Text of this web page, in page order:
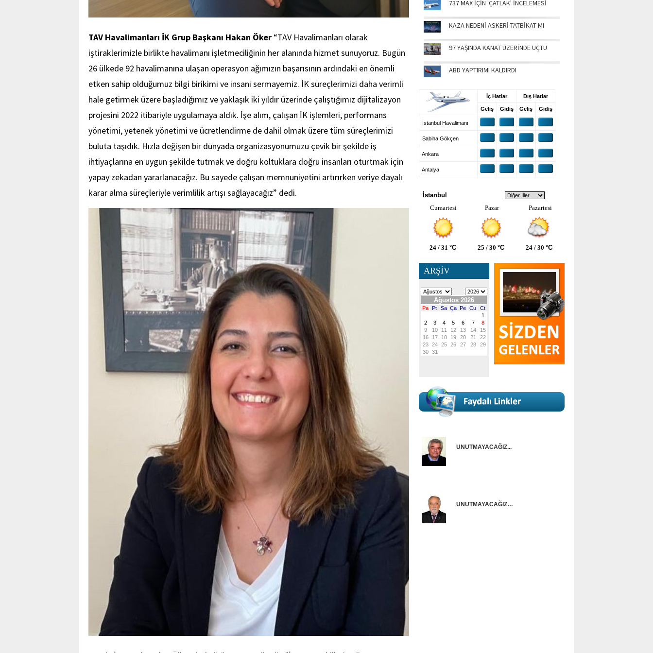
TAV Havalimanları İK Grup Başkanı Hakan Öker “TAV Havalimanları olarak
iştiraklerimizle birlikte havalimanı işletmeciliğinin her alanında hizmet sunuyoruz. Bugün
26 ülkede 92 havalimanına ulaşan operasyon ağımızın başarısının ardındaki en önemli
etken sahip olduğumuz bilgi birikimi ve insani sermayemiz. İK süreçlerimizi daha verimli
hale getirmek üzere başladığımız ve yaklaşık iki yıldır üzerinde çalıştığımız dijitalizayon
projesini 2022 itibariyle uygulamaya aldık. İşe alım, çalışan İK işlemleri, performans
yönetimi, yetenek yönetimi ve ücretlendirme de dahil olmak üzere tüm süreçlerimizi
buluta taşıdık. Hızla değişen bir dünyada organizasyonumuzu çevik bir şekilde iş
ihtiyaçlarına en uygun şekilde tutmak ve doğru koltuklara doğru insanları oturtmak için
yapay zekadan yararlanacağız. Bu sayede çalışan memnuniyetini artırırken veriye dayalı
karar alma süreçleriyle verimlilik artışı sağlayacağız” dedi.
737 MAX İÇİN 'ÇATLAK' İNCELEMESİ
KAZA NEDENİ ASKERİ TATBİKAT MI
97 YAŞINDA KANAT ÜZERİNDE UÇTU
ABD YAPTIRIMI KALDIRDI
İç Hatlar Dış Hatlar
Geliş Gidiş Geliş Gidiş
İstanbul Havalimanı
Sabiha Gökçen
Ankara
Antalya
İstanbul
Cumartesi
Pazar Pazartesi
24 / 31 °C 25 / 30 °C 24 / 30 °C
ARŞİV
UNUTMAYACAĞIZ...
UNUTMAYACAĞIZ…